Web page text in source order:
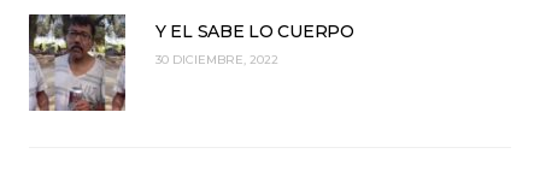
Y EL SABE LO CUERPO
30 DICIEMBRE, 2022